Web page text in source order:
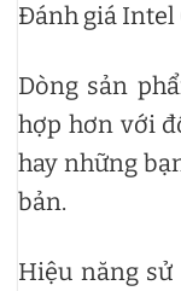
Đánh giá Intel
Dòng sản
hợp hơn với
hay những
bản.
Hiệu năng